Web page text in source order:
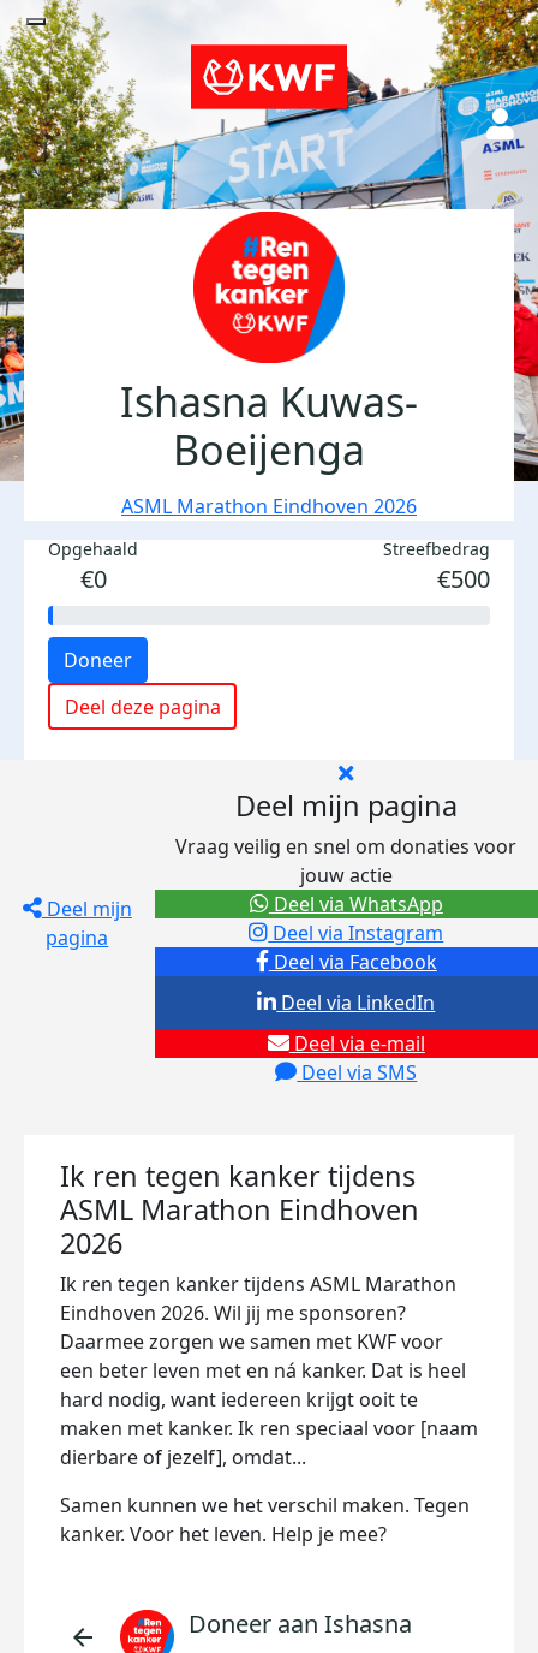
Ishasna Kuwas-
Boeijenga
ASML Marathon Eindhoven 2026
Opgehaald
€0
Streefbedrag
€500
Doneer
Deel deze pagina
Deel mijn
pagina
Deel mijn pagina
Vraag veilig en snel om donaties voor
jouw actie
Deel via Facebook
Deel via Instagram
Deel via e-mail
Deel via SMS
Deel via LinkedIn
Deel via WhatsApp
Ik ren tegen kanker tijdens
ASML Marathon Eindhoven
2026
Ik ren tegen kanker tijdens ASML Marathon
Eindhoven 2026. Wil jij me sponsoren?
Daarmee zorgen we samen met KWF voor
een beter leven met en ná kanker. Dat is heel
hard nodig, want iedereen krijgt ooit te
maken met kanker. Ik ren speciaal voor [naam
dierbare of jezelf], omdat...
Samen kunnen we het verschil maken. Tegen
kanker. Voor het leven. Help je mee?
arrow_back Doneer aan Ishasna